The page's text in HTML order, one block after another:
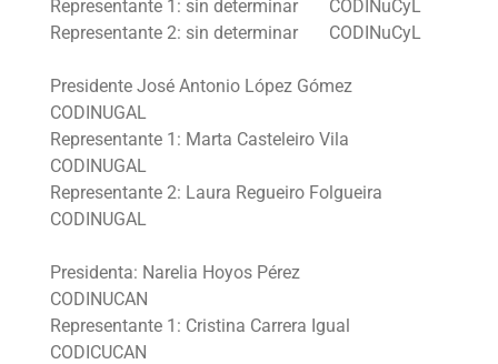
Representante 1: sin determinar CODINuCyL
Representante 2: sin determinar CODINuCyL
Presidente José Antonio López Gómez
CODINUGAL
Representante 1: Marta Casteleiro Vila
CODINUGAL
Representante 2: Laura Regueiro Folgueira
CODINUGAL
Presidenta: Narelia Hoyos Pérez
CODINUCAN
Representante 1: Cristina Carrera Igual
CODICUCAN